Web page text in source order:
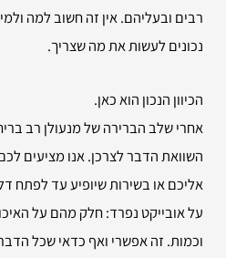
רבים ובעליהם. אין זה חשוב למה
נכונים לעשות את מה שצריך.
הכיוון הנכון הוא כאן.
אחרי שלב הברירה של מנעולן רב
השוואת הדבר לצרכן. אנו מציעים
אליכם או בשירות שיופיע עד לפתח
על אובייקט נפרד: חלק מהם על
וכמות. זה אפשרי ואף כדאי שכל